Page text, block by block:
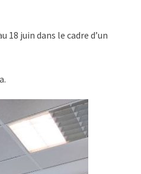
18 juin dans le cadre d’un